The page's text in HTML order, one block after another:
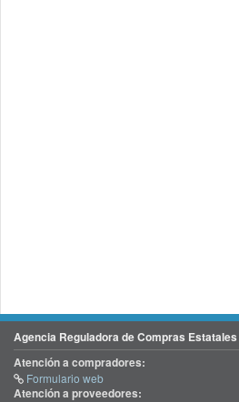
Agencia Reguladora de Compras Estatales
Atención a compradores:
Formulario web
Atención a proveedores: